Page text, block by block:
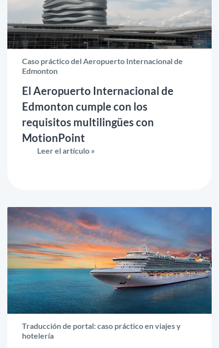
Caso práctico del Aeropuerto Internacional de
Edmonton
El Aeropuerto Internacional de
Edmonton cumple con los
requisitos multilingües con
MotionPoint
Leer el artículo »
Traducción de portal: caso práctico en viajes y
hotelería